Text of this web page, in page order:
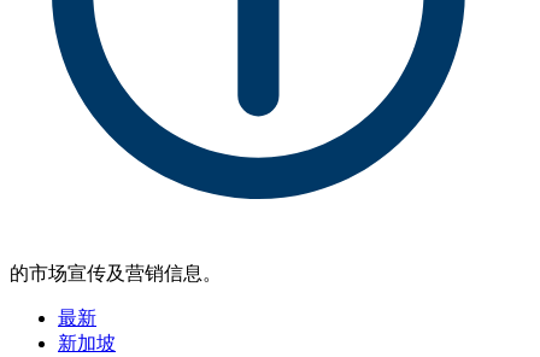
的市场宣传及营销信息。
最新
新加坡